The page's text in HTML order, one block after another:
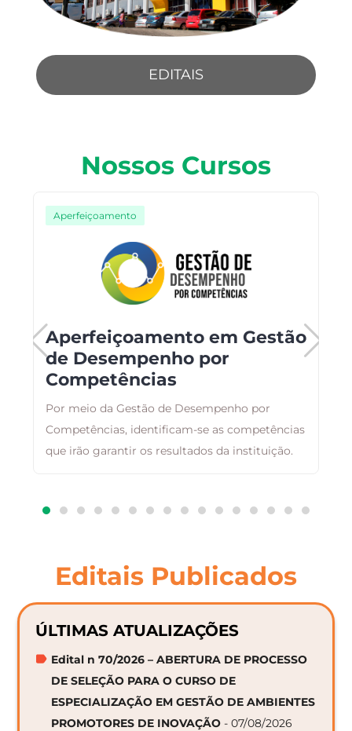
EDITAIS
Nossos Cursos
Aperfeiçoamento
Aperfeiçoamento em Gestão
de Desempenho por
Competências
Por meio da Gestão de Desempenho por
Competências, identificam-se as competências
que irão garantir os resultados da instituição.
Editais Publicados
ÚLTIMAS ATUALIZAÇÕES
Edital n 70/2026 – ABERTURA DE PROCESSO
DE SELEÇÃO PARA O CURSO DE
ESPECIALIZAÇÃO EM GESTÃO DE AMBIENTES
PROMOTORES DE INOVAÇÃO - 07/08/2026